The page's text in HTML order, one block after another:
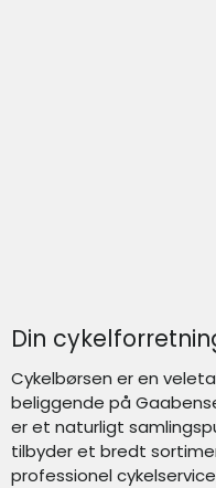
Din
Cykelbørsen er en
beliggende på
er et naturligt
tilbyder et bredt
professionel